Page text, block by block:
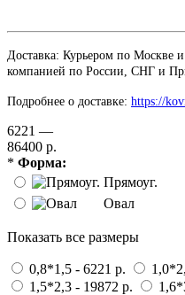
Доставка: Курьером по Москве
компанией по России, СНГ и
Подробнее о доставке: https://
6221 —
86400 р.
* Форма:
Прямоуг.
Овал
Показать все размеры
0,8*1,5 - 6221 р.
1,5*2,3 - 19872 р.